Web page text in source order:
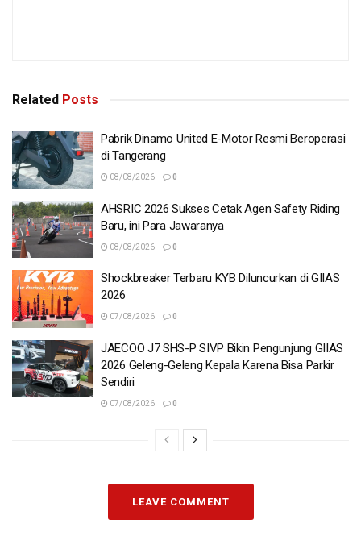
Related Posts
Pabrik Dinamo United E-Motor Resmi Beroperasi
di Tangerang
08/08/2026 0
AHSRIC 2026 Sukses Cetak Agen Safety Riding
Baru, ini Para Jawaranya
08/08/2026 0
Shockbreaker Terbaru KYB Diluncurkan di GIIAS
2026
07/08/2026 0
JAECOO J7 SHS-P SIVP Bikin Pengunjung GIIAS
2026 Geleng-Geleng Kepala Karena Bisa Parkir
Sendiri
07/08/2026 0
LEAVE COMMENT